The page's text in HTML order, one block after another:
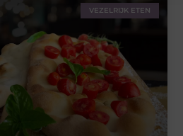
VEZELRIJK ETEN